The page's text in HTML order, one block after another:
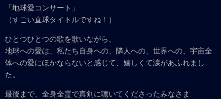
「地球愛コンサート」
（すごい直球タイトルですね！）
ひとつひとつの歌を歌いながら、
地球への愛は、私たち自身への、隣人への、世界への、宇宙全
体への愛にほかならないと感じて、嬉しくて涙があふれまし
た。
最後まで、全身全霊で真剣に聴いてくださったみなさま